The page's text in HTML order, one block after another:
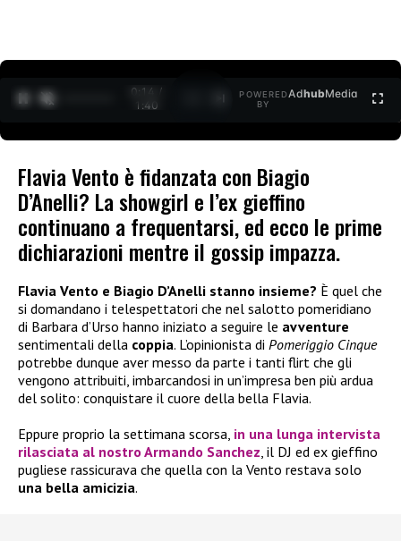
0:15 /
1:40
POWERED
BY
AdhubMedia
Flavia Vento è fidanzata con Biagio
D’Anelli? La showgirl e l’ex gieffino
continuano a frequentarsi, ed ecco le prime
dichiarazioni mentre il gossip impazza.
Flavia Vento e Biagio D’Anelli stanno insieme? È quel che
si domandano i telespettatori che nel salotto pomeridiano
di Barbara d’Urso hanno iniziato a seguire le avventure
sentimentali della coppia. L’opinionista di Pomeriggio Cinque
potrebbe dunque aver messo da parte i tanti flirt che gli
vengono attribuiti, imbarcandosi in un’impresa ben più ardua
del solito: conquistare il cuore della bella Flavia.
Eppure proprio la settimana scorsa, in una lunga intervista
rilasciata al nostro Armando Sanchez, il DJ ed ex gieffino
pugliese rassicurava che quella con la Vento restava solo
una bella amicizia.